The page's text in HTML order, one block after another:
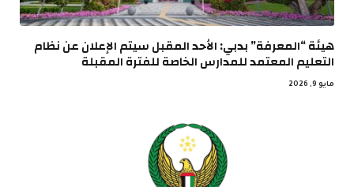
هيئة “المعرفة” بدبي: الأحد المقبل سيتم الإعلان عن نظام
التعليم المعتمد للمدارس الخاصة للفترة المقبلة
مايو 9, 2026